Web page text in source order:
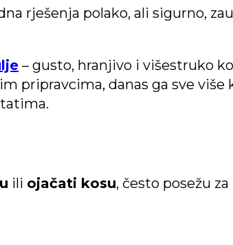
rješenja polako, ali sigurno,
– gusto, hranjivo i višestruko
pripravcima, danas ga sve više
ili ojačati kosu, često posežu